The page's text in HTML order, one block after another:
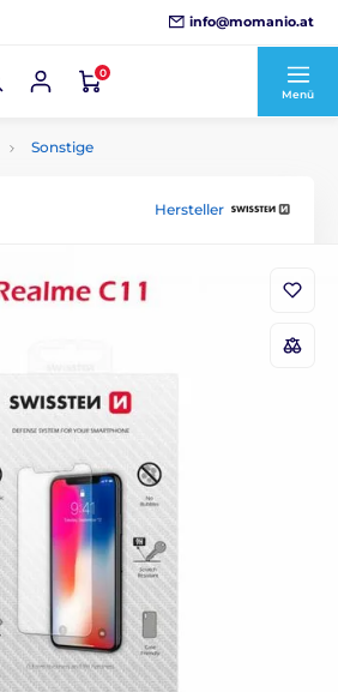
info@momanio.at
0
Menü
Sonstige
Hersteller